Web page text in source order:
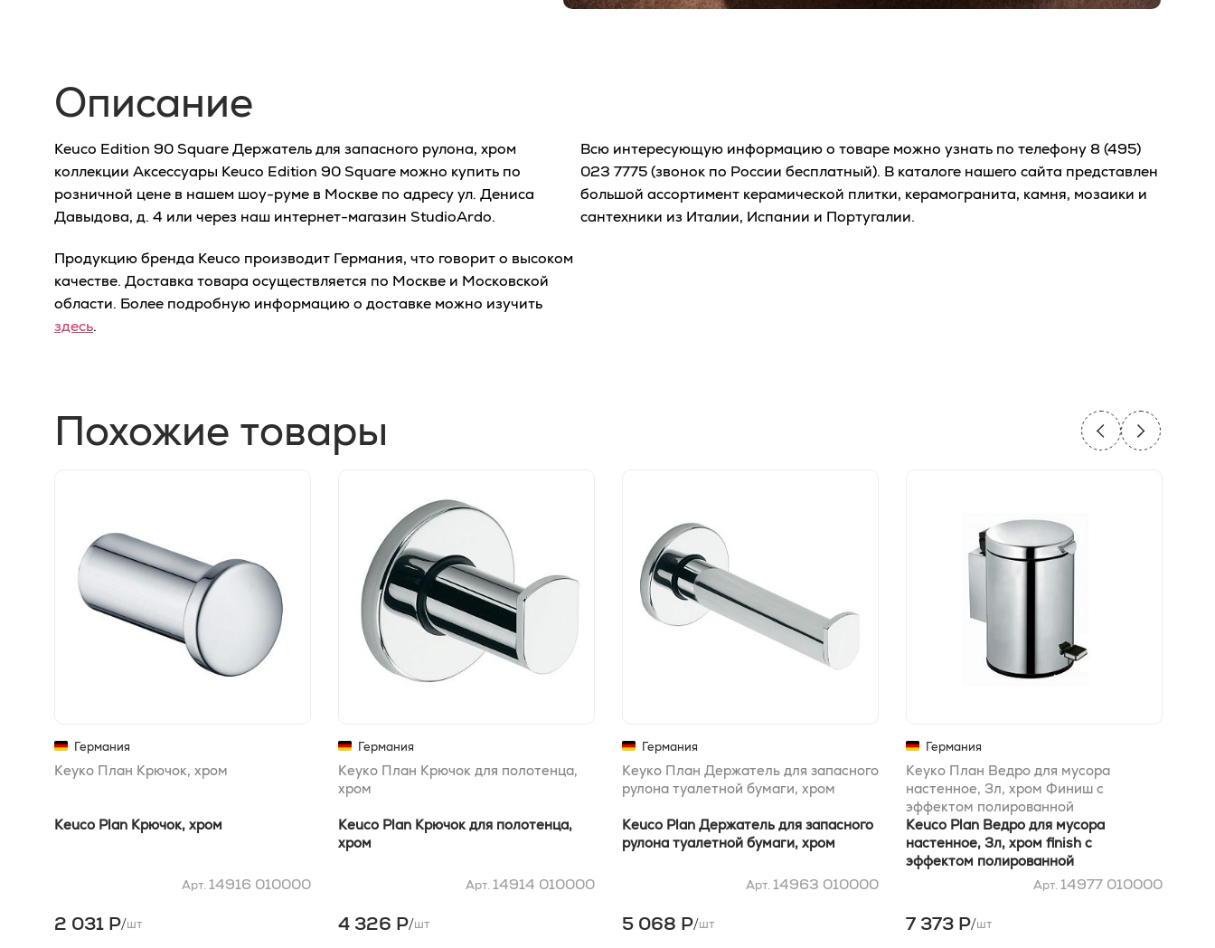
Описание
Keuco Edition 90 Square Держатель для запасного рулона, хром
коллекции Аксессуары Keuco Edition 90 Square можно купить по
розничной цене в нашем шоу-руме в Москве по адресу ул. Дениса
Давыдова, д. 4 или через наш интернет-магазин StudioArdo.
Продукцию бренда Keuco производит Германия, что говорит о высоком
качестве. Доставка товара осуществляется по Москве и Московской
области. Более подробную информацию о доставке можно изучить
здесь.
Всю интересующую информацию о товаре можно узнать по телефону 8 (495)
023 7775(звонок по России бесплатный). В каталоге нашего сайта представлен
большой ассортимент керамической плитки, керамогранита, камня, мозаики и
сантехники из Италии, Испании и Португалии.
Похожие товары
Германия
Кеуко План Крючок, хром
Keuco Plan Крючок, хром
Арт. 14916 010000
2 031 Р/шт
Германия
Кеуко План Крючок для полотенца,
хром
Keuco Plan Крючок для полотенца,
хром
Арт. 14914 010000
4 326 Р/шт
Германия
Кеуко План Держатель для запасного
рулона туалетной бумаги, хром
Keuco Plan Держатель для запасного
рулона туалетной бумаги, хром
Арт. 14963 010000
5 068 Р/шт
Германия
Кеуко План Ведро для мусора
настенное, 3л, хром Финиш с
эффектом полированной
нержавеющей стали
Keuco Plan Ведро для мусора
настенное, 3л, хром finish с
эффектом полированной
нержавеющей сталиАрт. 14977 010000
7 373 Р/шт